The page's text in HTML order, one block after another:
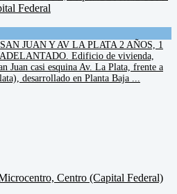
Federal
JUAN Y AV LA PLATA 2 AÑOS, 1
Edificio de vivienda,
Juan casi esquina Av. La Plata, frente a
desarrollado en Planta Baja ...